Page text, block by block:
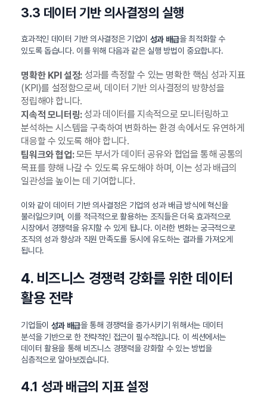
3.3 데이터 기반 의사결정의 실행
효과적인 데이터 기반 의사결정은 기업이 성과 배급을 최적화할 수
있도록 돕습니다. 이를 위해 다음과 같은 실행 방법이 중요합니다.
명확한 KPI 설정:성과를 측정할 수 있는 명확한 핵심 성과 지표
(KPI)를 설정함으로써, 데이터 기반 의사결정의 방향성을
정립해야 합니다.
지속적 모니터링:성과 데이터를 지속적으로 모니터링하고
분석하는 시스템을 구축하여 변화하는 환경 속에서도 유연하게
대응할 수 있도록 해야 합니다.
팀워크와 협업:모든 부서가 데이터 공유와 협업을 통해 공통의
목표를 향해 나갈 수 있도록 유도해야 하며, 이는 성과 배급의
일관성을 높이는 데 기여합니다.
이와 같이 데이터 기반 의사결정은 기업의 성과 배급 방식에 혁신을
불러일으키며, 이를 적극적으로 활용하는 조직들은 더욱 효과적으로
시장에서 경쟁력을 유지할 수 있게 됩니다. 이러한 변화는 궁극적으로
조직의 성과 향상과 직원 만족도를 동시에 유도하는 결과를 가져오게
됩니다.
4. 비즈니스 경쟁력 강화를 위한 데이터
활용 전략
기업들이 성과 배급을 통해 경쟁력을 증가시키기 위해서는 데이터
분석을 기반으로 한 전략적인 접근이 필수적입니다. 이 섹션에서는
데이터 활용을 통해 비즈니스 경쟁력을 강화할 수 있는 방법을
심층적으로 알아보겠습니다.
4.1 성과 배급의 지표 설정